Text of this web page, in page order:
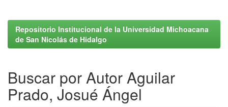
Repositorio Institucional de la Universidad Michoacana
de San Nicolás de Hidalgo
Buscar por Autor Aguilar
Prado, Josué Ángel